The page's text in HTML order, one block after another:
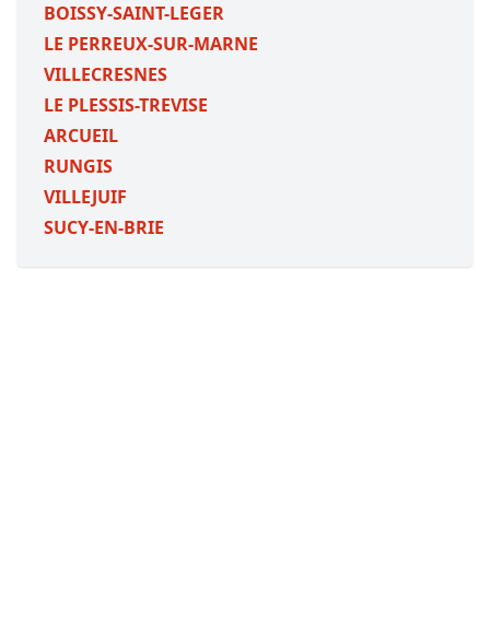
BOISSY-SAINT-LEGER
LE PERREUX-SUR-MARNE
VILLECRESNES
LE PLESSIS-TREVISE
ARCUEIL
RUNGIS
VILLEJUIF
SUCY-EN-BRIE